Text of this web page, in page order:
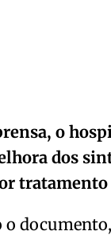
o
dos
o